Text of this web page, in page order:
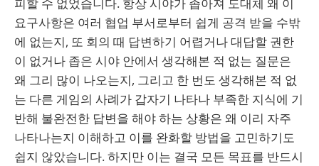
요구사항은 여러 협업 부서로부터 쉽게 공격 받을 수밖
에 없는지, 또 회의 때 답변하기 어렵거나 대답할 권한
이 없거나 좁은 시야 안에서 생각해본 적 없는 질문은
왜 그리 많이 나오는지, 그리고 한 번도 생각해본 적 없
는 다른 게임의 사례가 갑자기 나타나 부족한 지식에 기
반해 불완전한 답변을 해야 하는 상황은 왜 이리 자주
나타나는지 이해하고 이를 완화할 방법을 고민하기도
쉽지 않았습니다. 하지만 이는 결국 모든 목표를 반드시